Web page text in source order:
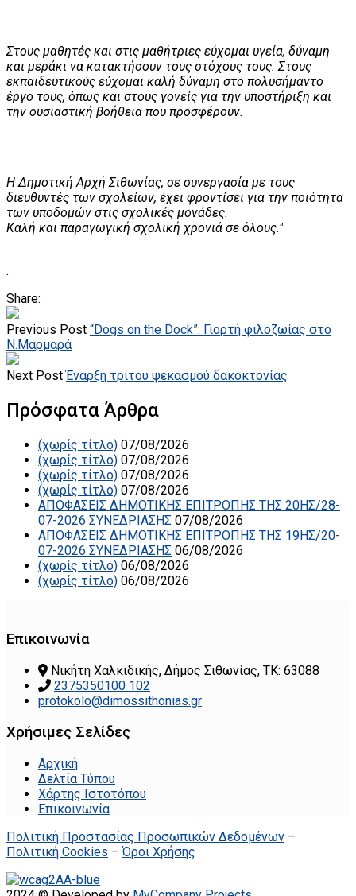
Στους μαθητές και στις μαθήτριες εύχομαι υγεία, δύναμη
και μεράκι να κατακτήσουν τους στόχους τους. Στους
εκπαιδευτικούς εύχομαι καλή δύναμη στο πολυσήμαντο
έργο τους, όπως και στους γονείς για την υποστήριξη και
την ουσιαστική βοήθεια που προσφέρουν.
Η Δημοτική Αρχή Σιθωνίας, σε συνεργασία με τους
διευθυντές των σχολείων, έχει φροντίσει για την ποιότητα
των υποδομών στις σχολικές μονάδες.
Καλή και παραγωγική σχολική χρονιά σε όλους."
.
Share:
Previous Post “Dogs on the Dock”: Γιορτή φιλοζωίας στο
Ν.Μαρμαρά
Next Post Έναρξη τρίτου ψεκασμού δακοκτονίας
Πρόσφατα Άρθρα
(χωρίς τίτλο) 07/08/2026
(χωρίς τίτλο) 07/08/2026
(χωρίς τίτλο) 07/08/2026
(χωρίς τίτλο) 07/08/2026
ΑΠΟΦΑΣΕΙΣ ΔΗΜΟΤΙΚΗΣ ΕΠΙΤΡΟΠΗΣ ΤΗΣ 20ΗΣ/28-
07-2026 ΣΥΝΕΔΡΙΑΣΗΣ 07/08/2026
ΑΠΟΦΑΣΕΙΣ ΔΗΜΟΤΙΚΗΣ ΕΠΙΤΡΟΠΗΣ ΤΗΣ 19ΗΣ/20-
07-2026 ΣΥΝΕΔΡΙΑΣΗΣ 06/08/2026
(χωρίς τίτλο) 06/08/2026
(χωρίς τίτλο) 06/08/2026
Επικοινωνία
Νικήτη Χαλκιδικής, Δήμος Σιθωνίας, ΤΚ: 63088
2375350100 102
protokolo@dimossithonias.gr
Χρήσιμες Σελίδες
Αρχική
Δελτία Τύπου
Χάρτης Ιστοτόπου
Επικοινωνία
Πολιτική Προστασίας Προσωπικών Δεδομένων –
Πολιτική Cookies –Όροι Χρήσης